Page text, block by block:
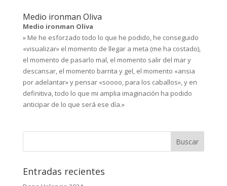
Medio ironman Oliva
Medio ironman Oliva
» Me he esforzado todo lo que he podido, he conseguido
«visualizar» el momento de llegar a meta (me ha costado),
el momento de pasarlo mal, el momento salir del mar y
descansar, el momento barrita y gel, el momento «ansia
por adelantar» y pensar «soooo, para los caballos», y en
definitiva, todo lo que mi amplia imaginación ha podido
anticipar de lo que será ese día.»
Entradas recientes